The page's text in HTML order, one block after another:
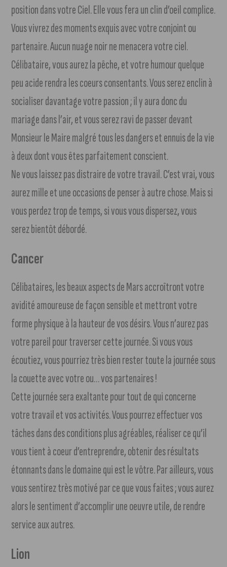
position dans votre Ciel. Elle vous fera un clin d’oeil complice.
Vous vivrez des moments exquis avec votre conjoint ou
partenaire. Aucun nuage noir ne menacera votre ciel.
Célibataire, vous aurez la pêche, et votre humour quelque
peu acide rendra les coeurs consentants. Vous serez enclin à
socialiser davantage votre passion ; il y aura donc du
mariage dans l’air, et vous serez ravi de passer devant
Monsieur le Maire malgré tous les dangers et ennuis de la vie
à deux dont vous êtes parfaitement conscient.
Ne vous laissez pas distraire de votre travail. C’est vrai, vous
aurez mille et une occasions de penser à autre chose. Mais si
vous perdez trop de temps, si vous vous dispersez, vous
serez bientôt débordé.
Cancer
Célibataires, les beaux aspects de Mars accroîtront votre
avidité amoureuse de façon sensible et mettront votre
forme physique à la hauteur de vos désirs. Vous n’aurez pas
votre pareil pour traverser cette journée. Si vous vous
écoutiez, vous pourriez très bien rester toute la journée sous
la couette avec votre ou… vos partenaires !
Cette journée sera exaltante pour tout de qui concerne
votre travail et vos activités. Vous pourrez effectuer vos
tâches dans des conditions plus agréables, réaliser ce qu’il
vous tient à coeur d’entreprendre, obtenir des résultats
étonnants dans le domaine qui est le vôtre. Par ailleurs, vous
vous sentirez très motivé par ce que vous faites ; vous aurez
alors le sentiment d’accomplir une oeuvre utile, de rendre
service aux autres.
Lion